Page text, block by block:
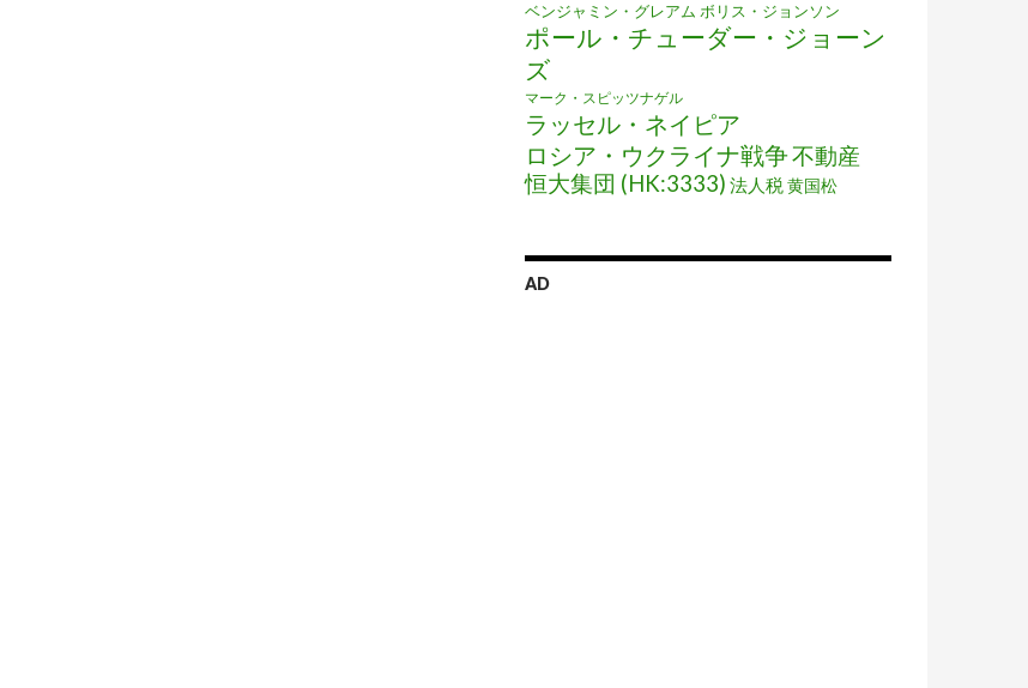
ベンジャミン・グレアム ボリス・ジョンソン
ポール・チューダー・ジョーン
ズ
マーク・スピッツナゲル
ラッセル・ネイピア
ロシア・ウクライナ戦争不動産
恒大集団 (HK:3333) 法人税黄国松
AD